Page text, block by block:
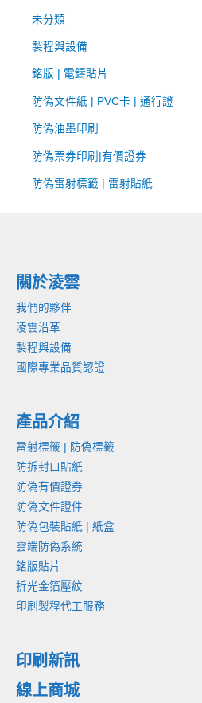
未分類
製程與設備
銘版 | 電鑄貼片
防偽文件紙 | PVC卡 | 通行證
防偽油墨印刷
防偽票券印刷|有價證券
防偽雷射標籤 | 雷射貼紙
關於淩雲
我們的夥伴
淩雲沿革
製程與設備
國際專業品質認證
產品介紹
雷射標籤 | 防偽標籤
防拆封口貼紙
防偽有價證券
防偽文件證件
防偽包裝貼紙 | 紙盒
雲端防偽系統
銘版貼片
折光金箔壓紋
印刷製程代工服務
印刷新訊
線上商城